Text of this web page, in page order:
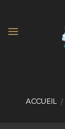
contenu
ACCUEIL /